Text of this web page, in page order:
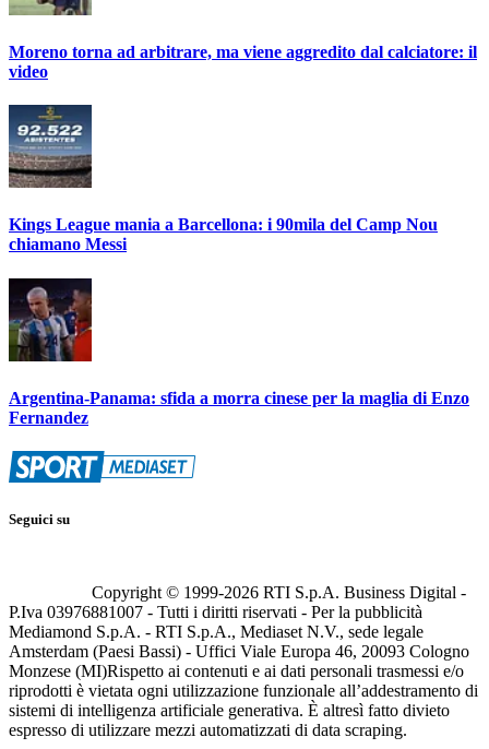
Moreno torna ad arbitrare, ma viene aggredito dal calciatore: il
video
Kings League mania a Barcellona: i 90mila del Camp Nou
chiamano Messi
Argentina-Panama: sfida a morra cinese per la maglia di Enzo
Fernandez
Seguici su
Copyright © 1999-2026 RTI S.p.A. Business Digital -
P.Iva 03976881007 - Tutti i diritti riservati - Per la pubblicità
Mediamond S.p.A. - RTI S.p.A., Mediaset N.V., sede legale
Amsterdam (Paesi Bassi) - Uffici Viale Europa 46, 20093 Cologno
Monzese (MI)Rispetto ai contenuti e ai dati personali trasmessi e/o
riprodotti è vietata ogni utilizzazione funzionale all’addestramento di
sistemi di intelligenza artificiale generativa. È altresì fatto divieto
espresso di utilizzare mezzi automatizzati di data scraping.